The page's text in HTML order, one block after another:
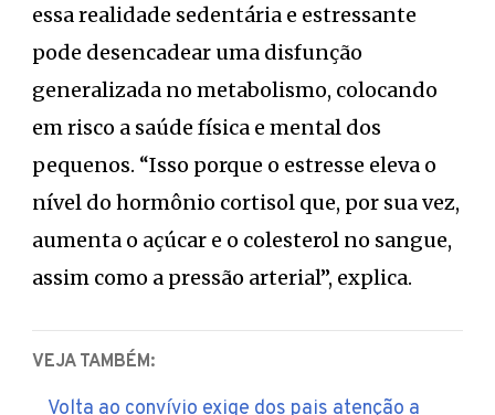
essa realidade sedentária e estressante
pode desencadear uma disfunção
generalizada no metabolismo, colocando
em risco a saúde física e mental dos
pequenos. “Isso porque o estresse eleva o
nível do hormônio cortisol que, por sua vez,
aumenta o açúcar e o colesterol no sangue,
assim como a pressão arterial”, explica.
VEJA TAMBÉM:
Volta ao convívio exige dos pais atenção a